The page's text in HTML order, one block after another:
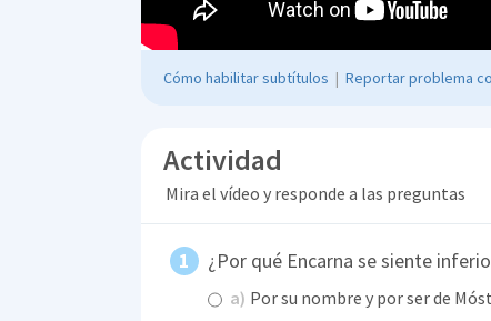
Cómo habilitar subtítulos | Reportar problema
Actividad
Mira el vídeo y responde a las preguntas
¿Por qué Encarna se siente
a) Por su nombre y por ser de